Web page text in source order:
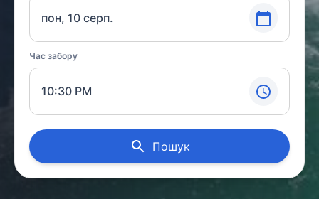
пон, 10 серп.
Час забору
10:30 PM
Пошук